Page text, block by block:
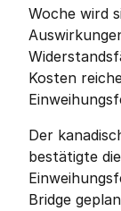
Woche wird
Kosten
Der
bestätigte
Bridge